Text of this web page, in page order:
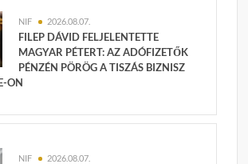
NIF 2026.08.07.
FILEP DÁVID FELJELENTETTE
MAGYAR PÉTERT: AZ ADÓFIZETŐK
PÉNZÉN PÖRÖG A TISZÁS BIZNISZ
ON
NIF 2026.08.07.